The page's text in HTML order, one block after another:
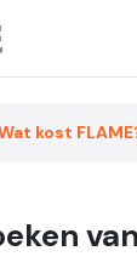
kost